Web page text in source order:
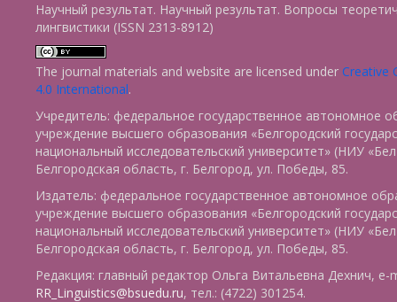
Научный результат. Научный результат. Вопросы
лингвистики (ISSN 2313-8912)
The journal materials and website are licensed under Creative
4.0 International.
Учредитель: федеральное государственное автономное
учреждение высшего образования «Белгородский
национальный исследовательский университет» (НИУ
Белгородская область, г. Белгород, ул. Победы, 85.
Издатель: федеральное государственное автономное
учреждение высшего образования «Белгородский
национальный исследовательский университет» (НИУ
Белгородская область, г. Белгород, ул. Победы, 85.
Редакция: главный редактор Ольга Витальевна Дехнич, e-
RR_Linguistics@bsuedu.ru, тел.: (4722) 301254.